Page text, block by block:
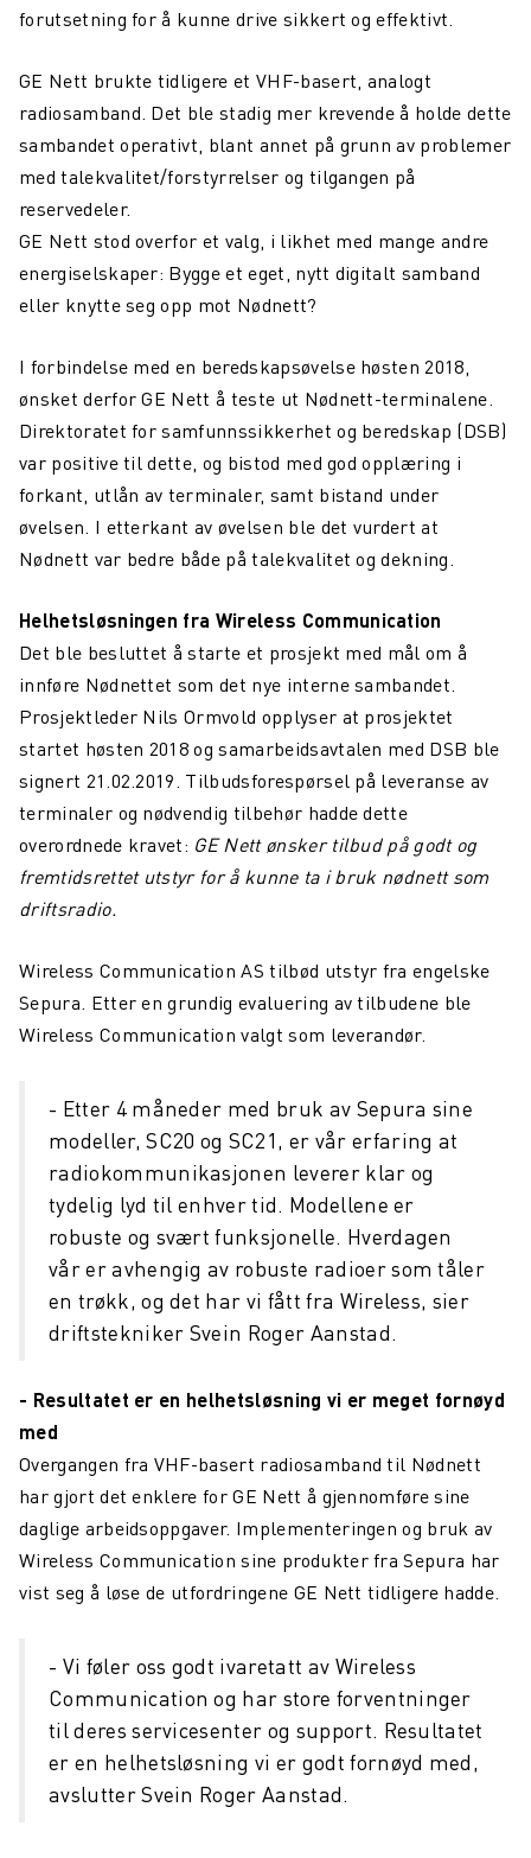
Northcom vil sikre kommunikasjonsløsningen innenfor
Bli kjent med vår sommeransatt Martin
Northcom deltar på Critical Communications World 2023
Skihelsning frå Team Northcom
Northcom News #3
Northcom og Politiet har signert ny rammeavtale for
Northcom blir med i Nokia Global Partner Program
Northcom deltar på World Maritime Forum
Northcom kjøper det finske tek-selskapet Portalify
Northcom har levert komplett nettverksløsning til Boreal
Team Peplink blir Team Northcom
Northcom News #2
Drammensregionens brannvesen IKS investerer i INVISIO
kommunikasjonssystem
Norsk Folkehjelp oppgraderer kommandosentralen sin for
kommunikasjon
beskyttelse mot hørselskader
SalMar får det mest moderne kommunikasjonssystemet
Sambandsløsning med aktiv støydemping for brannvesen
Sjöräddningssällskapet oppgraderer sine TETRA
terminaler med Over the Air-programmering
Northcom News
Sepura SC21 kompakt TETRA-radio
kommunikasjonssystem
Namsos Brann og Redning velger nytt
Wireless Communication blir Northcom
Nasjonalmuseet innfører Sepura Indoor Location
Application
Lillehammer Region Brannvesen kjøper INVISIO
sambands-løsning
forutsetning for å kunne drive sikkert og effektivt.
GE Nett brukte tidligere et VHF-basert, analogt
radiosamband. Det ble stadig mer krevende å holde dette
sambandet operativt, blant annet på grunn av problemer
med talekvalitet/forstyrrelser og tilgangen på
reservedeler.
GE Nett stod overfor et valg, i likhet med mange andre
energiselskaper: Bygge et eget, nytt digitalt samband
eller knytte seg opp mot Nødnett?
I forbindelse med en beredskapsøvelse høsten 2018,
ønsket derfor GE Nett å teste ut Nødnett-terminalene.
Direktoratet for samfunnssikkerhet og beredskap (DSB)
var positive til dette, og bistod med god opplæring i
forkant, utlån av terminaler, samt bistand under
øvelsen. I etterkant av øvelsen ble det vurdert at
Nødnett var bedre både på talekvalitet og dekning.
Helhetsløsningen fra Wireless Communication
Det ble besluttet å starte et prosjekt med mål om å
innføre Nødnettet som det nye interne sambandet.
Prosjektleder Nils Ormvold opplyser at prosjektet
startet høsten 2018 og samarbeidsavtalen med DSB ble
signert 21.02.2019. Tilbudsforespørsel på leveranse av
terminaler og nødvendig tilbehør hadde dette
overordnede kravet: GE Nett ønsker tilbud på godt og
fremtidsrettet utstyr for å kunne ta i bruk nødnett som
driftsradio.
Wireless Communication AS tilbød utstyr fra engelske
Sepura. Etter en grundig evaluering av tilbudene ble
Wireless Communication valgt som leverandør.
- Etter 4 måneder med bruk av Sepura sine
modeller, SC20 og SC21, er vår erfaring at
radiokommunikasjonen leverer klar og
tydelig lyd til enhver tid. Modellene er
robuste og svært funksjonelle. Hverdagen
vår er avhengig av robuste radioer som tåler
en trøkk, og det har vi fått fra Wireless, sier
driftstekniker Svein Roger Aanstad.
- Resultatet er en helhetsløsning vi er meget fornøyd
med
Overgangen fra VHF-basert radiosamband til Nødnett
har gjort det enklere for GE Nett å gjennomføre sine
daglige arbeidsoppgaver. Implementeringen og bruk av
Wireless Communication sine produkter fra Sepura har
vist seg å løse de utfordringene GE Nett tidligere hadde.
- Vi føler oss godt ivaretatt av Wireless
Communication og har store forventninger
til deres servicesenter og support. Resultatet
er en helhetsløsning vi er godt fornøyd med,
avslutter Svein Roger Aanstad.